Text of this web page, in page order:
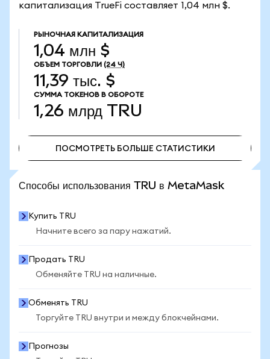
капитализация TrueFi составляет 1,04 млн $.
РЫНОЧНАЯ КАПИТАЛИЗАЦИЯ
1,04 млн $
ОБЪЕМ ТОРГОВЛИ (24 Ч)
11,39 тыс. $
СУММА ТОКЕНОВ В ОБОРОТЕ
1,26 млрд TRU
ПОСМОТРЕТЬ БОЛЬШЕ СТАТИСТИКИ
Способы использования TRU в MetaMask
Купить TRU
Начните всего за пару нажатий.
Продать TRU
Обменяйте TRU на наличные.
Обменять TRU
Торгуйте TRU внутри и между блокчейнами.
Прогнозы